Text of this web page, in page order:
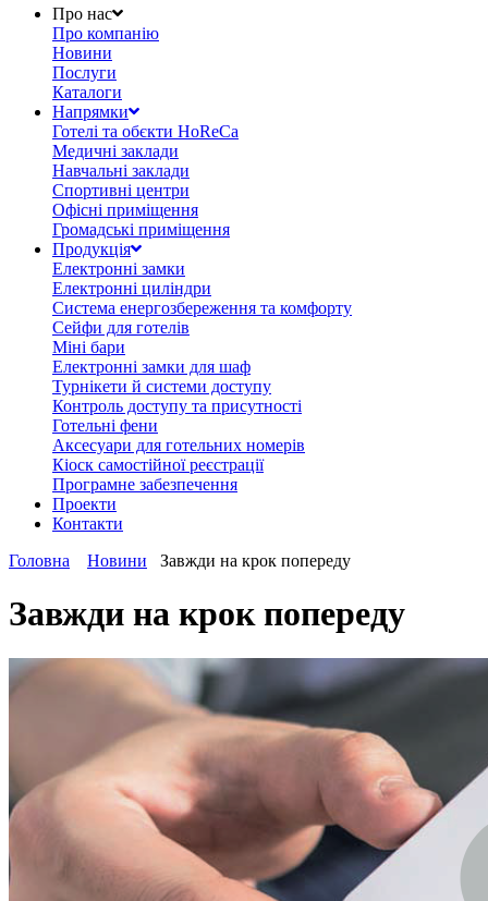
Про нас
Про компанію
Новини
Послуги
Каталоги
Напрямки
Готелі та обєкти HoReCa
Медичні заклади
Навчальні заклади
Спортивні центри
Офісні приміщення
Громадські приміщення
Продукція
Електронні замки
Електронні циліндри
Система енергозбереження та комфорту
Сейфи для готелів
Міні бари
Електронні замки для шаф
Турнікети й системи доступу
Контроль доступу та присутності
Готельні фени
Аксесуари для готельних номерів
Кіоск самостійної реєстрації
Програмне забезпечення
Проекти
Контакти
Головна
Новини Завжди на крок попереду
Завжди на крок попереду